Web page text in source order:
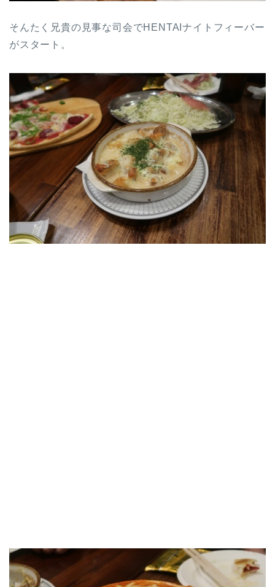
そんたく兄貴の見事な司会でHENTAIナイトフィーバー
がスタート。